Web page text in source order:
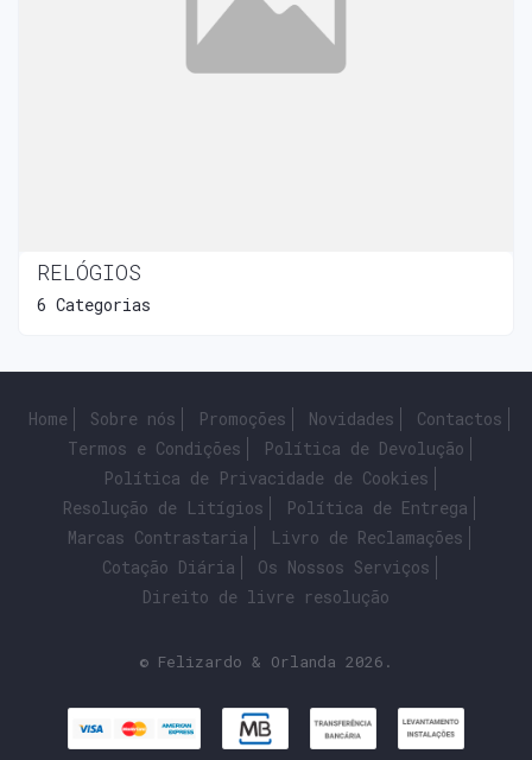
RELÓGIOS
6 Categorias
Home Sobre nós Promoções Novidades
Contactos
Termos e Condições
Política de Devolução
Política de Privacidade de Cookies
Resolução de Litígios
Política de Entrega
Marcas Contrastaria
Livro de Reclamações
Cotação Diária
Os Nossos Serviços
Direito de livre resolução
© Felizardo & Orlanda 2026.